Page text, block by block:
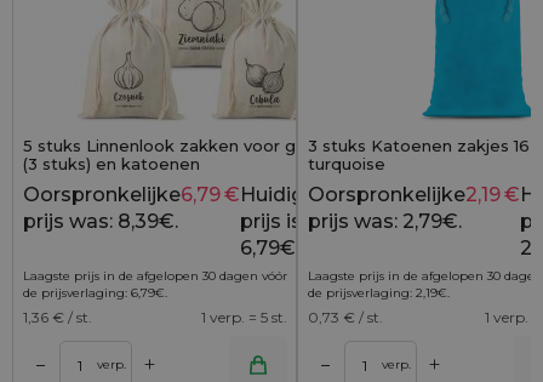
5 stuks Linnenlook zakken voor groenten
(3 stuks) en katoenen
boodschappentassen (2 stuks) (PL)
8,39 €
Oorspronkelijke
prijs was: 8,39€.
6,79€Huidige
prijs is:
6,79€.
Laagste prijs in de afgelopen 30 dagen vóór
de prijsverlaging: 6,79€
1,36 € / st. 1 verp. = 5 st.
– verp. +
3 stuks Katoenen zakjes 16
turquoise
Oorspronkelijke
prijs was: 2,79€.
2,19€
Laagste prijs in de afgelopen 30
de prijsverlaging: 2,19€
0,73 € / st. 1 verp.
– verp. +
Toevoegen aan winkelwagen Toevoegen aan